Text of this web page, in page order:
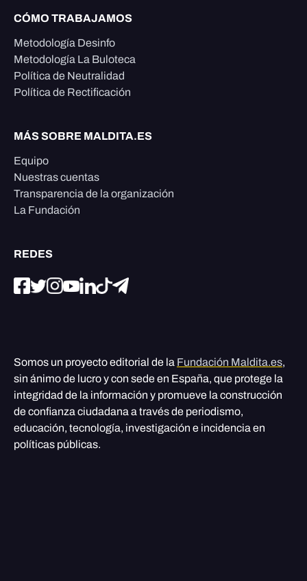
CÓMO TRABAJAMOS
Metodología Desinfo
Metodología La Buloteca
Política de Neutralidad
Política de Rectificación
MÁS SOBRE MALDITA.ES
Equipo
Nuestras cuentas
Transparencia de la organización
La Fundación
REDES
Somos un proyecto editorial de la Fundación Maldita.es,
sin ánimo de lucro y con sede en España, que protege la
integridad de la información y promueve la construcción
de confianza ciudadana a través de periodismo,
educación, tecnología, investigación e incidencia en
políticas públicas.